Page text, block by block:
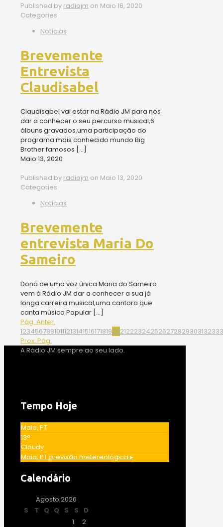
Published by radiojm on Maio 16, 2020
Categories
Notícias
Brevemente
Entrevista
Claudisabel
Claudisabel vai estar na Rádio JM para nos
dar a conhecer o seu percurso musical,6
álbuns gravados,uma participação do
programa mais conhecido mundo Big
Brother famosos […]
Maio 13, 2020
Published by radiojm on Maio 13, 2020
Categories
Notícias
Brevemente
entrevista Maria Do
Sameiro
Dona de uma voz única Maria do Sameiro
vem à Rádio JM dar a conhecer a sua já
longa carreira musical,uma cantora que
canta música Popular […]
Pág. Anter.
123456789101112131415161718192021222324252627282930313233
Prox. Pág.
A Rádio JM sempre ao seu lado.
Tempo Hoje
Maia, PT
13°
Cloudy
Maia, PTprevisão metereológica ▸
Calendário
Agosto 2026
S
T Q Q S S
D
1
2